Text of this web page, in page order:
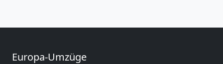
Europa-Umzüge